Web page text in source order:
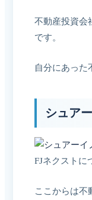
不動産投資会
です。
自分にあった
シュア
FJネクストに
ここからは不